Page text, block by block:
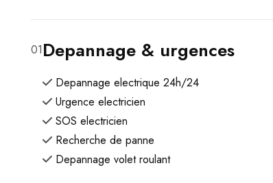
01Depannage & urgences
Depannage electrique 24h/24
Urgence electricien
SOS electricien
Recherche de panne
Depannage volet roulant